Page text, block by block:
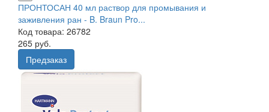
ПРОНТОСАН 40 мл раствор для промывания и
заживления ран - B. Braun Pro...
Код товара: 26782
265 руб.
Предзаказ